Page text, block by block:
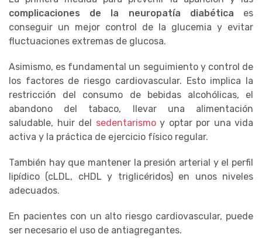
complicaciones de la neuropatía diabética es
conseguir un mejor control de la glucemia y evitar
fluctuaciones extremas de glucosa.
Asimismo, es fundamental un seguimiento y control de
los factores de riesgo cardiovascular. Esto implica la
restricción del consumo de bebidas alcohólicas, el
abandono del tabaco, llevar una alimentación
saludable, huir del sedentarismoy optar por una vida
activa y la práctica de ejercicio físico regular.
También hay que mantener la presión arterial y el perfil
lipídico (cLDL, cHDL y triglicéridos) en unos niveles
adecuados.
En pacientes con un alto riesgo cardiovascular, puede
ser necesario el uso de antiagregantes.